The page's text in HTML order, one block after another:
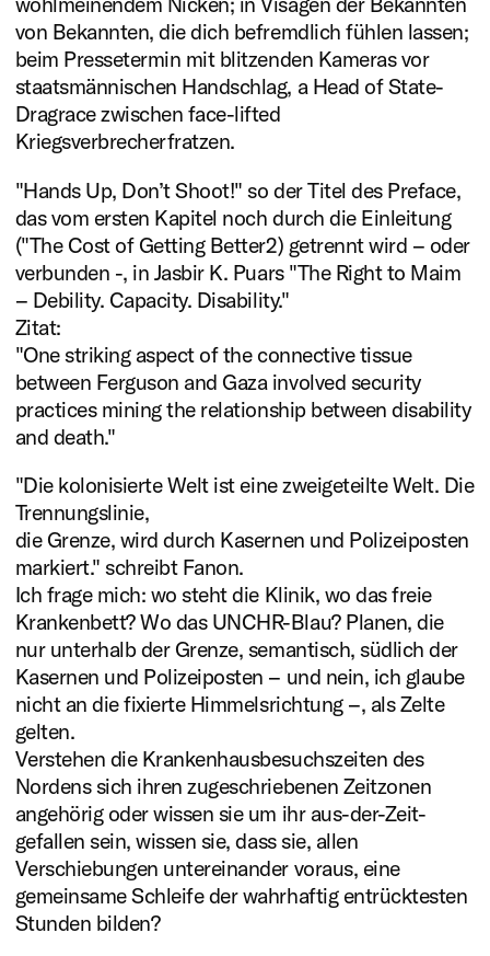
von Bekannten, die dich befremdlich fühlen lassen;
beim Pressetermin mit blitzenden Kameras vor
staatsmännischen Handschlag, a Head of State-
Dragrace zwischen face-lifted
Kriegsverbrecherfratzen.
"Hands Up, Don’t Shoot!" so der Titel des Preface,
das vom ersten Kapitel noch durch die Einleitung
("The Cost of Getting Better2) getrennt wird – oder
verbunden -, in Jasbir K. Puars "The Right to Maim
– Debility. Capacity. Disability."
Zitat:
"One striking aspect of the connective tissue
between Ferguson and Gaza involved security
practices mining the relationship between disability
and death."
"Die kolonisierte Welt ist eine zweigeteilte Welt. Die
Trennungslinie,
die Grenze, wird durch Kasernen und Polizeiposten
markiert." schreibt Fanon.
Ich frage mich: wo steht die Klinik, wo das freie
Krankenbett? Wo das UNCHR-Blau? Planen, die
nur unterhalb der Grenze, semantisch, südlich der
Kasernen und Polizeiposten – und nein, ich glaube
nicht an die fixierte Himmelsrichtung –, als Zelte
gelten.
Verstehen die Krankenhausbesuchszeiten des
Nordens sich ihren zugeschriebenen Zeitzonen
angehörig oder wissen sie um ihr aus-der-Zeit-
gefallen sein, wissen sie, dass sie, allen
Verschiebungen untereinander voraus, eine
gemeinsame Schleife der wahrhaftig entrücktesten
Stunden bilden?
Martina Wunderer
(Mentorin)
Mehr erfahren
Literatur
plus eins
2025
Pedro Goncalves Crescenti
(Mentee)
Hendrik Otremba (Mentor)
Mehr erfahren